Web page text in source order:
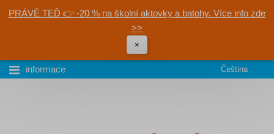
PRÁVĚ TEĎ 👉 -20 % na školní aktovky a batohy. Více info zde
>>
×
informace Čeština